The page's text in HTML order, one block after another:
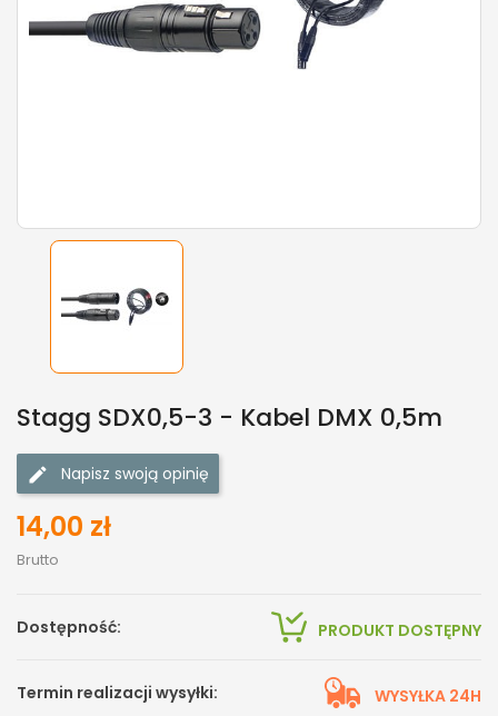
Stagg SDX0,5-3 - Kabel DMX 0,5m
Napisz swoją opinię
14,00 zł
Brutto
Dostępność: PRODUKT DOSTĘPNY
Termin realizacji wysyłki: WYSYŁKA 24H